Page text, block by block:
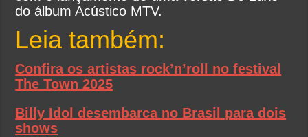
do álbum Acústico MTV.
Leia também:
Confira os artistas rock’n’roll no festival
The Town 2025
Billy Idol desembarca no Brasil para dois
shows